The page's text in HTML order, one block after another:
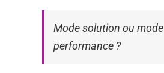
Mode solution ou mode
performance ?